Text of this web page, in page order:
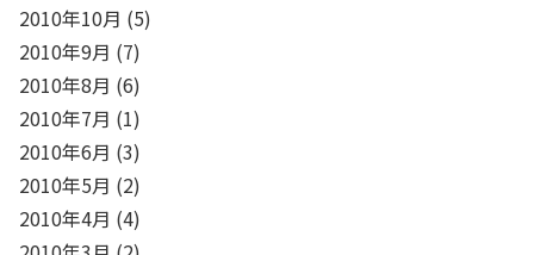
2010年10月 (5)
2010年9月 (7)
2010年8月 (6)
2010年7月 (1)
2010年6月 (3)
2010年5月 (2)
2010年4月 (4)